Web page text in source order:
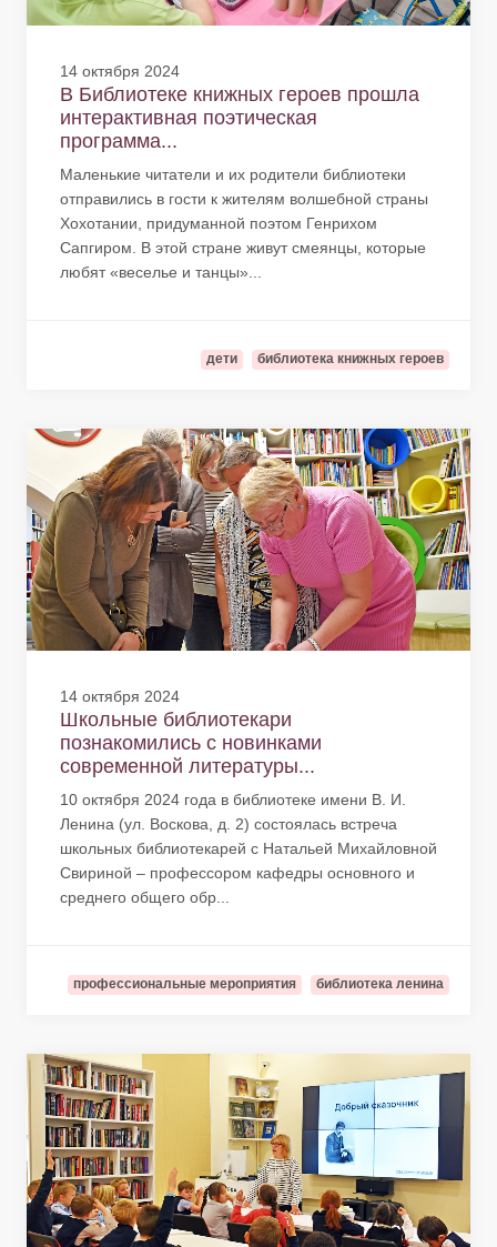
14 октября 2024
В Библиотеке книжных героев прошла
интерактивная поэтическая
программа...
Маленькие читатели и их родители библиотеки
отправились в гости к жителям волшебной страны
Хохотании, придуманной поэтом Генрихом
Сапгиром. В этой стране живут смеянцы, которые
любят «веселье и танцы»...
дети библиотека книжных героев
14 октября 2024
Школьные библиотекари
познакомились с новинками
современной литературы...
10 октября 2024 года в библиотеке имени В. И.
Ленина (ул. Воскова, д. 2) состоялась встреча
школьных библиотекарей с Натальей Михайловной
Свириной – профессором кафедры основного и
среднего общего обр...
профессиональные мероприятия библиотека ленина